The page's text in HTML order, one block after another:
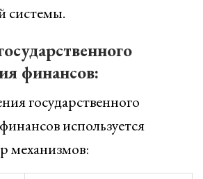
системы.
финансов:
государственного
используется
механизмов: